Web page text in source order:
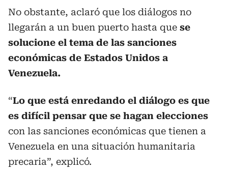
No obstante, aclaró que los diálogos no
llegarán a un buen puerto hasta que se
solucione el tema de las sanciones
económicas de Estados Unidos a
Venezuela.
“Lo que está enredando el diálogo es que
es difícil pensar que se hagan elecciones
con las sanciones económicas que tienen a
Venezuela en una situación humanitaria
precaria”, explicó.